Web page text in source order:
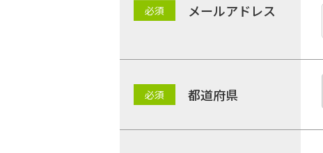
メールアドレス
都道府県